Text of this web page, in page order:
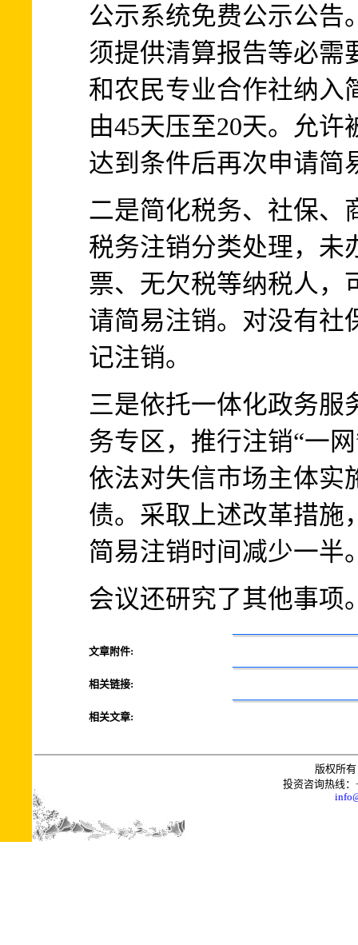
公示系统免费公示公告
须提供清算报告等必需
和农民专业合作社纳入
由45天压至20天。允
达到条件后再次申请简
二是简化税务、社保、
税务注销分类处理，未
票、无欠税等纳税人，
请简易注销。对没有社
记注销。
三是依托一体化政务服
务专区，推行注销“一
依法对失信市场主体实
债。采取上述改革措施
简易注销时间减少一半
会议还研究了其他事项
文章附件:
相关链接:
相关文章:
版权所
投资咨询热线：